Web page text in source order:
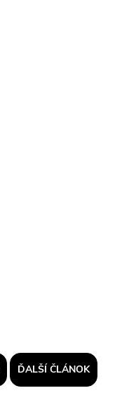
ĎALŠÍ ČLÁNOK